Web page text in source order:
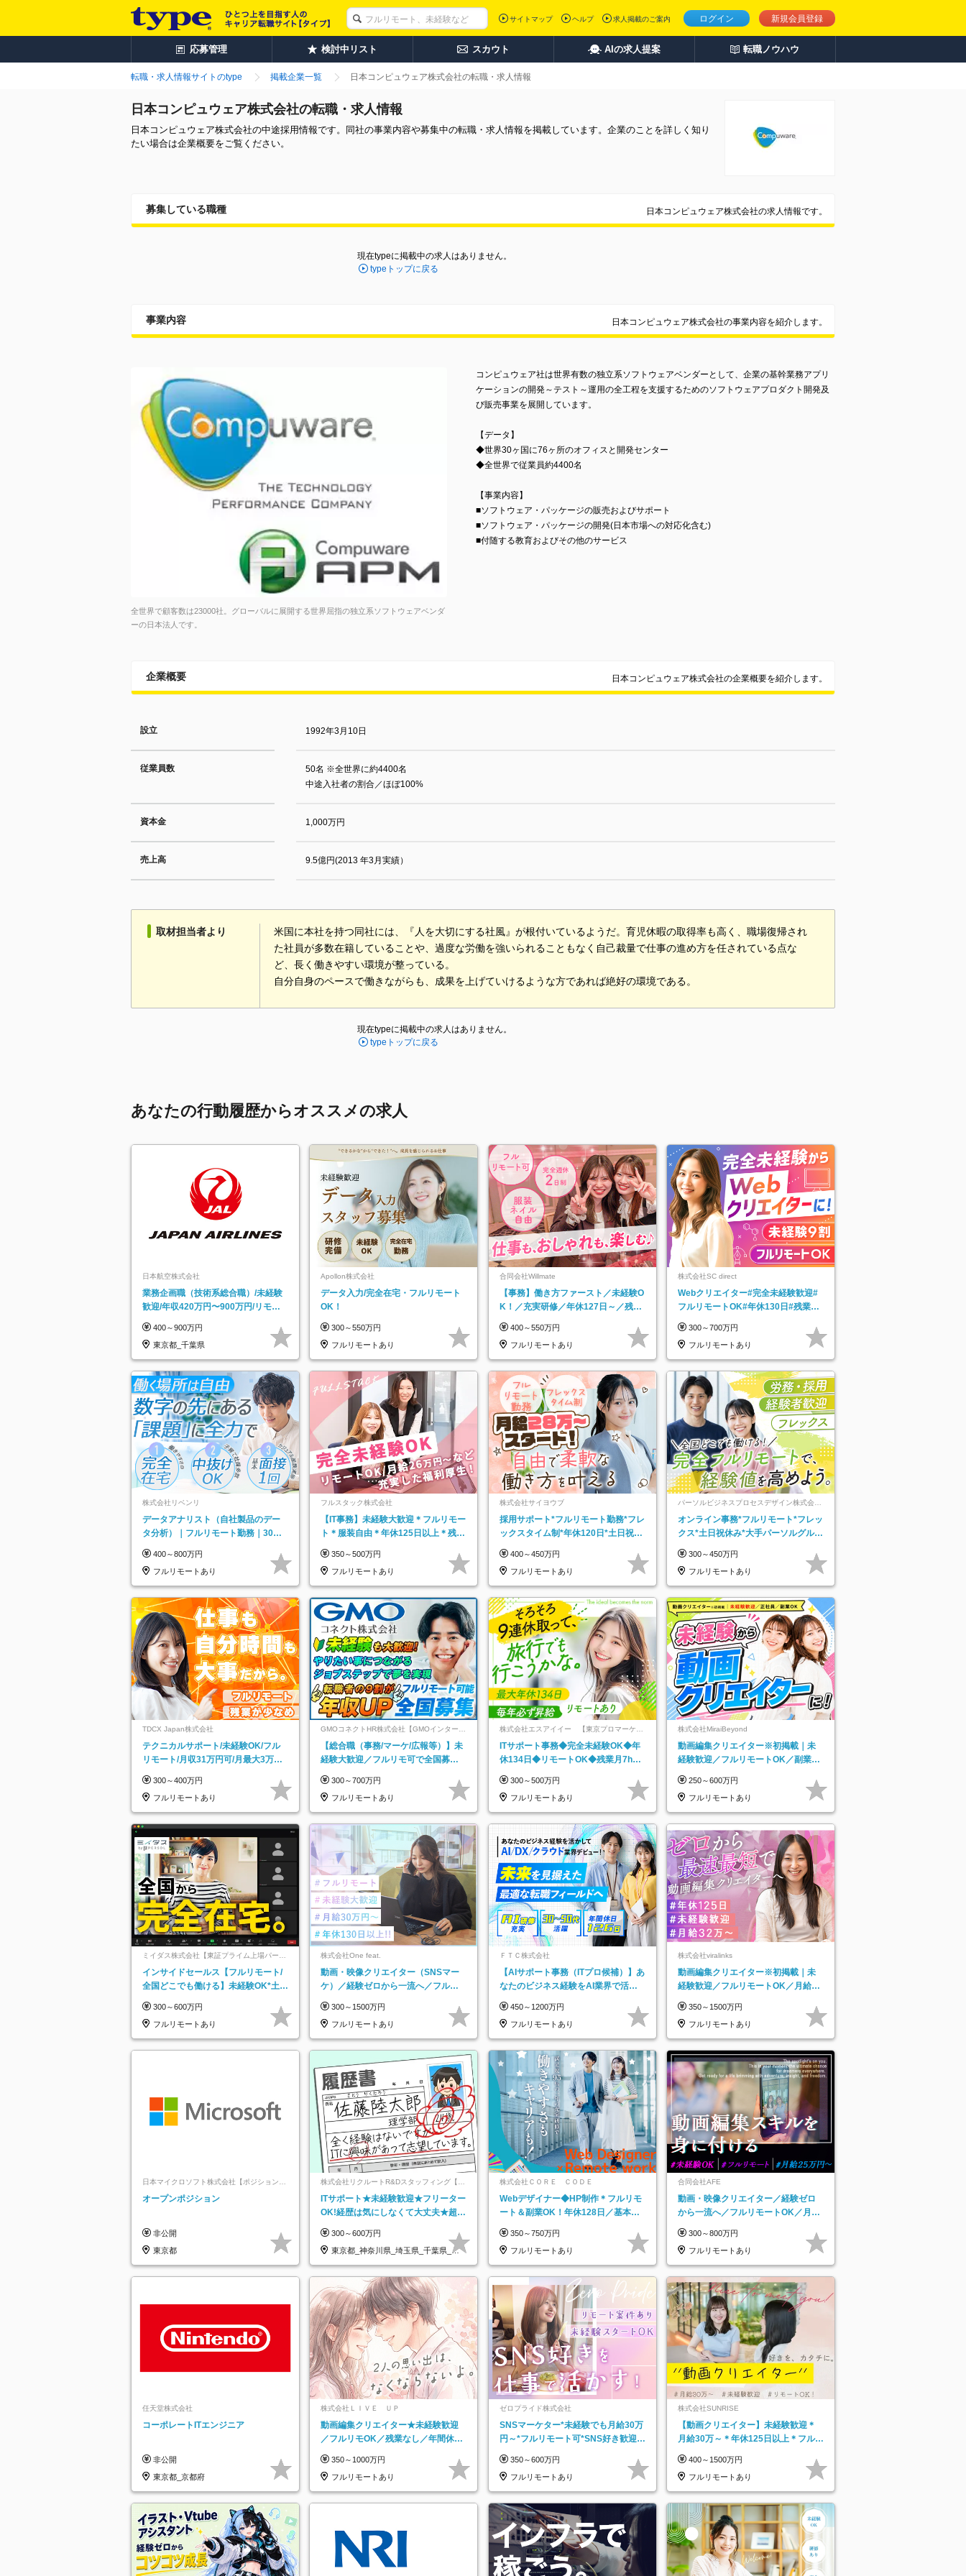
ログイン 新規会員登録
サイトマップ ヘルプ 求人掲載のご案内
応募管理 検討中リスト スカウト AIの求人提案 転職ノウハウ
転職・求人情報サイトのtype 掲載企業一覧 日本コンピュウェア株式会社の転職・求人情報
日本コンピュウェア株式会社の転職・求人情報
日本コンピュウェア株式会社の中途採用情報です。同社の事業内容や募集中の転職・求人情報を掲載しています。企業のことを詳しく知り
たい場合は企業概要をご覧ください。
募集している職種 日本コンピュウェア株式会社の求人情報です。
現在typeに掲載中の求人はありません。
typeトップに戻る
事業内容 日本コンピュウェア株式会社の事業内容を紹介します。
全世界で顧客数は23000社。グローバルに展開する世界屈指の独立系ソフトウェアベンダ
ーの日本法人です。
コンピュウェア社は世界有数の独立系ソフトウェアベンダーとして、企業の基幹業務アプリ
ケーションの開発～テスト～運用の全工程を支援するためのソフトウェアプロダクト開発及
び販売事業を展開しています。
【データ】
◆世界30ヶ国に76ヶ所のオフィスと開発センター
◆全世界で従業員約4400名
【事業内容】
■ソフトウェア・パッケージの販売およびサポート
■ソフトウェア・パッケージの開発(日本市場への対応化含む)
■付随する教育およびその他のサービス
企業概要 日本コンピュウェア株式会社の企業概要を紹介します。
設立 1992年3月10日
従業員数
50名 ※全世界に約4400名
中途入社者の割合／ほぼ100%
資本金 1,000万円
売上高 9.5億円(2013 年3月実績）
取材担当者より
米国に本社を持つ同社には、『人を大切にする社風』が根付いているようだ。育児休暇の取得率も高く、職場復帰され
た社員が多数在籍していることや、過度な労働を強いられることもなく自己裁量で仕事の進め方を任されている点な
ど、長く働きやすい環境が整っている。
自分自身のペースで働きながらも、成果を上げていけるような方であれば絶好の環境である。
現在typeに掲載中の求人はありません。
typeトップに戻る
あなたの行動履歴からオススメの求人
日本航空株式会社
業務企画職（技術系総合職）/未経験
歓迎/年収420万円〜900万円/リモー
400～900万円
東京都_千葉県
Apollon株式会社
データ入力/完全在宅・フルリモート
OK！
300～550万円
フルリモートあり
合同会社Willmate
【事務】働き方ファースト／未経験O
K！／充実研修／年休127日～／残業
400～550万円
フルリモートあり
株式会社SC direct
Webクリエイター#完全未経験歓迎#
フルリモートOK#年休130日#残業月
300～700万円
フルリモートあり
株式会社リベンリ
データアナリスト（自社製品のデー
タ分析）｜フルリモート勤務｜30代
員多数活躍
400～800万円
フルリモートあり
フルスタック株式会社
【IT事務】未経験大歓迎＊フルリモー
ト＊服装自由＊年休125日以上＊残業
350～500万円
フルリモートあり
株式会社サイヨウブ
採用サポート*フルリモート勤務*フレ
ックスタイム制*年休120日*土日祝休
400～450万円
フルリモートあり
パーソルビジネスプロセスデザイン株式会
社 事業開発本部
オンライン事務*フルリモート*フレッ
クス*土日祝休み*大手パーソルグルー
300～450万円
フルリモートあり
TDCX Japan株式会社
テクニカルサポート/未経験OK/フル
リモート/月収31万円可/月最大3万の
300～400万円
フルリモートあり
GMOコネクトHR株式会社【GMOインターネ
ットグループ】
【総合職（事務/マーケ/広報等）】未
経験大歓迎／フルリモ可で全国募
★
300～700万円
フルリモートあり
株式会社エスアイイー 【東京プロマーケッ
ITサポート事務◆完全未経験OK◆年
休134日◆リモートOK◆残業月7h以
300～500万円
フルリモートあり
株式会社MiraiBeyond
動画編集クリエイター※初掲載｜未
経験歓迎／フルリモートOK／副業O
250～600万円
フルリモートあり
ミイダス株式会社【東証プライム上場パーソ
インサイドセールス【フルリモート/
全国どこでも働ける】未経験OK*土日
300～600万円
フルリモートあり
株式会社One feat.
動画・映像クリエイター（SNSマー
ケ）／経験ゼロから一流へ／フルリ
日以上
300～1500万円
フルリモートあり
ＦＴＣ株式会社
【AIサポート事務（ITプロ候補）】あ
なたのビジネス経験をAI業界で活か
450～1200万円
フルリモートあり
株式会社viralinks
動画編集クリエイター※初掲載｜未
経験歓迎／フルリモートOK／月給32
350～1500万円
フルリモートあり
日本マイクロソフト株式会社【ポジションマ
ッチ登録】
オープンポジション
非公開
東京都
株式会社リクルートR&Dスタッフィング【リ
クルートグループ】
ITサポート★未経験歓迎★フリーター
OK!経歴は気にしなくて大丈夫★超大
300～600万円
東京都_神奈川県_埼玉県_千葉県_大
阪府…
株式会社ＣＯＲＥ ＣＯＤＥ
Webデザイナー◆HP制作＊フルリモ
ート＆副業OK！年休128日／基本定
350～750万円
フルリモートあり
合同会社AFE
動画・映像クリエイター／経験ゼロ
から一流へ／フルリモートOK／月給
300～800万円
フルリモートあり
任天堂株式会社
コーポレートITエンジニア
非公開
東京都_京都府
株式会社ＬＩＶＥ ＵＰ
動画編集クリエイター★未経験歓迎
／フルリモOK／残業なし／年間休日
実で安心
350～1000万円
フルリモートあり
ゼロプライド株式会社
SNSマーケター*未経験でも月給30万
円～*フルリモート可*SNS好き歓迎*
350～600万円
フルリモートあり
株式会社SUNRISE
【動画クリエイター】未経験歓迎＊
月給30万～＊年休125日以上＊フルリ
決定◆
400～1500万円
フルリモートあり